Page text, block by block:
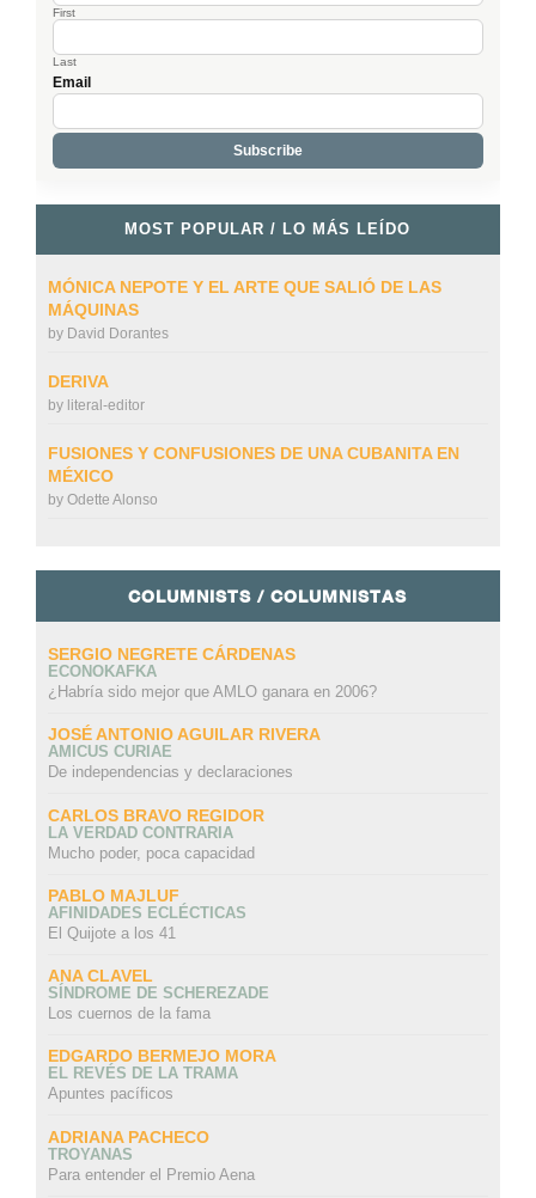
First
Last
Email
MOST POPULAR / LO MÁS LEÍDO
MÓNICA NEPOTE Y EL ARTE QUE SALIÓ DE LAS
MÁQUINAS
by David Dorantes
DERIVA
by literal-editor
FUSIONES Y CONFUSIONES DE UNA CUBANITA EN
MÉXICO
by Odette Alonso
COLUMNISTS / COLUMNISTAS
SERGIO NEGRETE CÁRDENAS
ECONOKAFKA
¿Habría sido mejor que AMLO ganara en 2006?
JOSÉ ANTONIO AGUILAR RIVERA
AMICUS CURIAE
De independencias y declaraciones
CARLOS BRAVO REGIDOR
LA VERDAD CONTRARIA
Mucho poder, poca capacidad
PABLO MAJLUF
AFINIDADES ECLÉCTICAS
El Quijote a los 41
ANA CLAVEL
SÍNDROME DE SCHEREZADE
Los cuernos de la fama
EDGARDO BERMEJO MORA
EL REVÉS DE LA TRAMA
Apuntes pacíficos
ADRIANA PACHECO
TROYANAS
Para entender el Premio Aena